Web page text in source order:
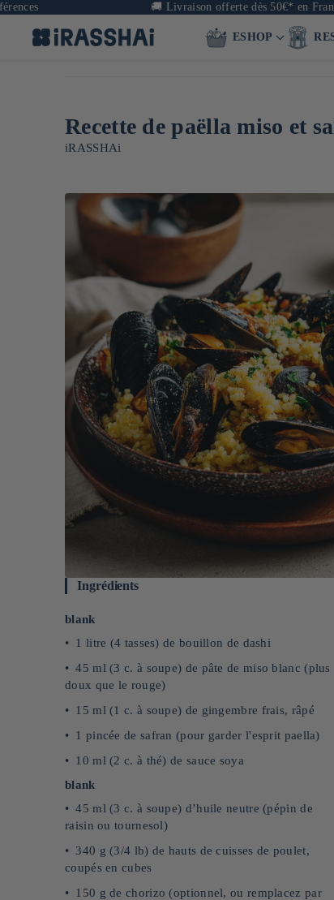
Livraison offerte dès 50€* en France &
ESHOP
Recette de paëlla miso et
iRASSHAi
Ingrédients
blank
1 litre (4 tasses) de bouillon de dashi
45 ml (3 c. à soupe) de pâte de miso blanc (plus
doux que le rouge)
15 ml (1 c. à soupe) de gingembre frais, râpé
1 pincée de safran (pour garder l'esprit paella)
10 ml (2 c. à thé) de sauce soya
blank
45 ml (3 c. à soupe) d’huile neutre (pépin de
raisin ou tournesol)
340 g (3/4 lb) de hauts de cuisses de poulet,
coupés en cubes
150 g de chorizo (optionnel, ou remplacez par